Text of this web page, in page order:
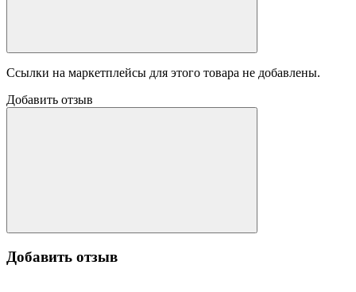
Ссылки на маркетплейсы для этого товара не добавлены.
Добавить отзыв
Добавить отзыв